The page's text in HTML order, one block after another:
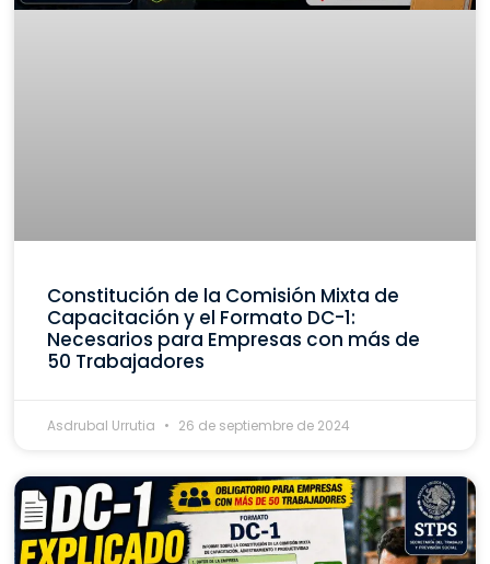
Constitución de la Comisión Mixta de
Capacitación y el Formato DC-1:
Necesarios para Empresas con más de
50 Trabajadores
Asdrubal Urrutia 26 de septiembre de 2024